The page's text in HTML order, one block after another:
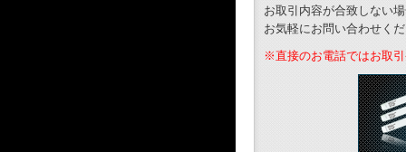
お取引内容が合致しない
お気軽にお問い合わせく
※直接のお電話ではお取